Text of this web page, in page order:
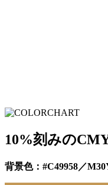
10%刻みの
背景色：#C49958／